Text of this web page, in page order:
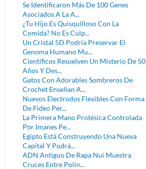
Se Identificaron Más De 100 Genes
Asociados A La A...
¿Tu Hijo Es Quisquilloso Con La
Comida? No Es Culp...
Un Cristal 5D Podría Preservar El
Genoma Humano Mu...
Científicos Resuelven Un Misterio De 50
Años Y Des...
Gatos Con Adorables Sombreros De
Crochet Enseñan A...
Nuevos Electrodos Flexibles Con Forma
De Fideo Per...
La Primera Mano Protésica Controlada
Por Imanes Pe...
Egipto Está Construyendo Una Nueva
Capital Y Podrá...
ADN Antiguo De Rapa Nui Muestra
Cruces Entre Polin...